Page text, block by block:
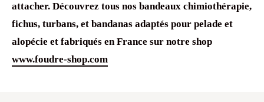
attacher. Découvrez tous nos bandeaux chimiothérapie,
fichus, turbans, et bandanas adaptés pour pelade et
alopécie et fabriqués en France sur notre shop
www.foudre-shop.com